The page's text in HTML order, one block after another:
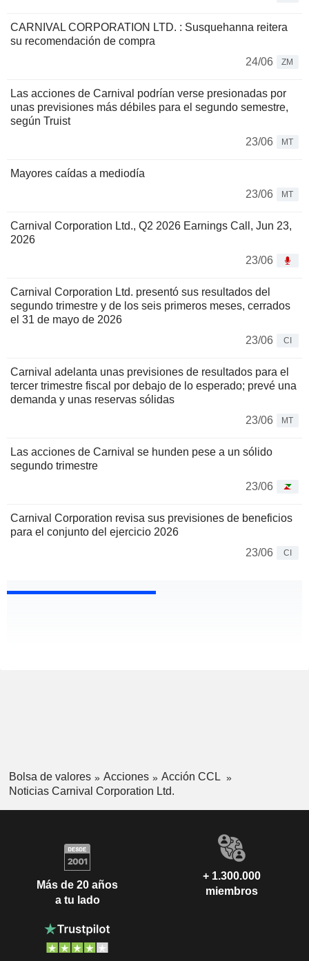
CARNIVAL CORPORATION LTD. : Susquehanna reitera
su recomendación de compra
24/06
ZM
Las acciones de Carnival podrían verse presionadas por
unas previsiones más débiles para el segundo semestre,
según Truist
23/06
MT
Mayores caídas a mediodía
23/06
MT
Carnival Corporation Ltd., Q2 2026 Earnings Call, Jun 23,
2026
23/06
Carnival Corporation Ltd. presentó sus resultados del
segundo trimestre y de los seis primeros meses, cerrados
el 31 de mayo de 2026
23/06
CI
Carnival adelanta unas previsiones de resultados para el
tercer trimestre fiscal por debajo de lo esperado; prevé una
demanda y unas reservas sólidas
23/06
MT
Las acciones de Carnival se hunden pese a un sólido
segundo trimestre
23/06
Carnival Corporation revisa sus previsiones de beneficios
para el conjunto del ejercicio 2026
23/06
CI
Bolsa de valores Acciones
Acción CCL
Noticias Carnival Corporation Ltd.
Más de 20 años
a tu lado
+ 1.300.000
miembros